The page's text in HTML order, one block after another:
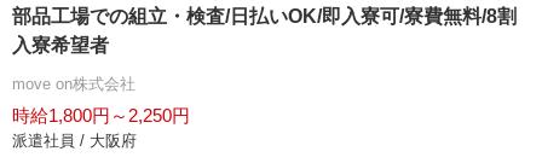
部品工場での組立・検査/日払いOK/即入寮可/寮費無料/8割
入寮希望者
move on株式会社
時給1,800円～2,250円
派遣社員 / 大阪府